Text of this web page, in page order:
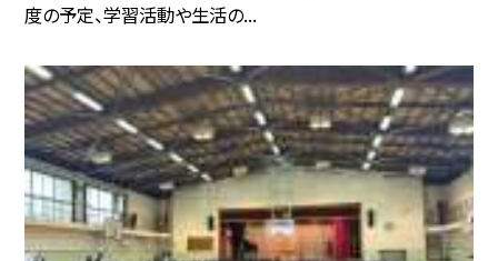
度の予定、学習活動や生活の...